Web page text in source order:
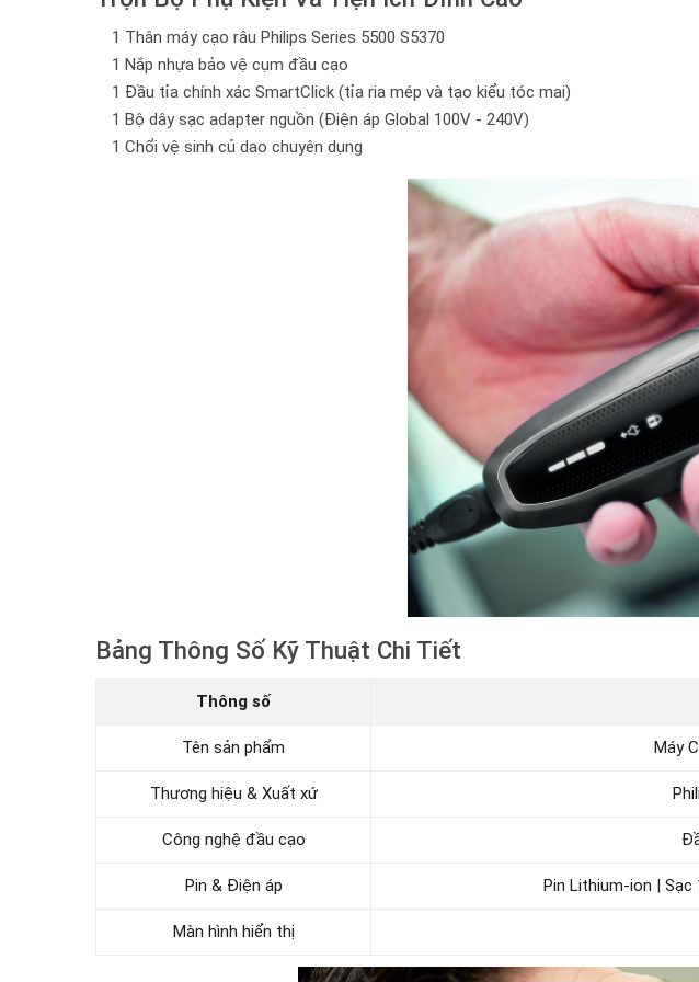
1 Thân máy cạo râu Philips Series 5500 S5370
1 Nắp nhựa bảo vệ cụm đầu cạo
1 Đầu tỉa chính xác SmartClick (tỉa ria mép và tạo kiểu tóc mai)
1 Bộ dây sạc adapter nguồn (Điện áp Global 100V - 240V)
1 Chổi vệ sinh củ dao chuyên dụng
Bảng Thông Số Kỹ Thuật Chi Tiết
Thông số
Tên sản phẩm Máy
Thương hiệu & Xuất xứ
Công nghệ đầu cạo
Pin & Điện áp Pin Lithium-ion | Sạc
Màn hình hiển thị